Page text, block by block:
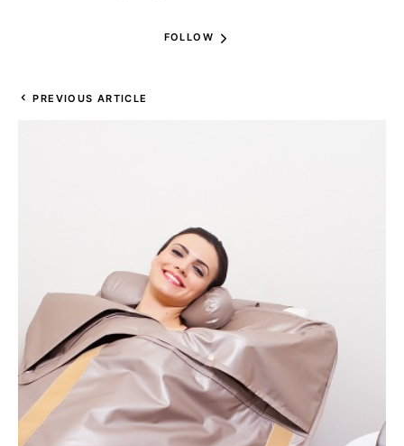
FOLLOW
PREVIOUS ARTICLE